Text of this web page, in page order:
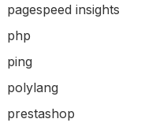
pagespeed insights
php
ping
polylang
prestashop